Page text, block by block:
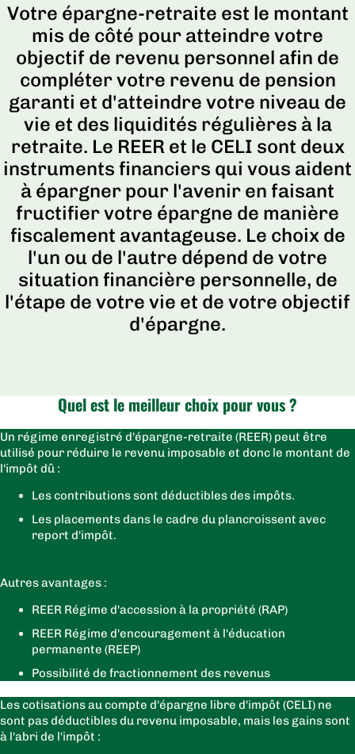
Votre épargne-retraite est le montant
mis de côté pour atteindre votre
objectif de revenu personnel afin de
compléter votre revenu de pension
garanti et d'atteindre votre niveau de
vie et des liquidités régulières à la
retraite. Le REER et le CELI sont deux
instruments financiers qui vous aident
à épargner pour l'avenir en faisant
fructifier votre épargne de manière
fiscalement avantageuse. Le choix de
l'un ou de l'autre dépend de votre
situation financière personnelle, de
l'étape de votre vie et de votre objectif
d'épargne.
Quel est le meilleur choix pour vous ?
Un régime enregistré d'épargne-retraite (REER) peut être
utilisé pour réduire le revenu imposable et donc le montant de
l'impôt dû :
Les contributions sont déductibles des impôts.
Les placements dans le cadre du plancroissent avec
report d'impôt.
Autres avantages :
REER Régime d'accession à la propriété (RAP)
REER Régime d'encouragement à l'éducation
permanente (REEP)
Possibilité de fractionnement des revenus
Les cotisations au compte d'épargne libre d'impôt (CELI) ne
sont pas déductibles du revenu imposable, mais les gains sont
à l'abri de l'impôt :